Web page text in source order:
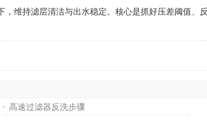
维持滤层清洁与出水稳定。核心是抓好压差阈值、
高速过滤器反洗步骤